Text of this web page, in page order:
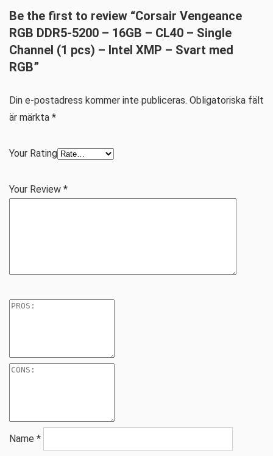
Be the first to review “Corsair Vengeance
RGB DDR5-5200 – 16GB – CL40 – Single
Channel (1 pcs) – Intel XMP – Svart med
RGB”
Din e-postadress kommer inte publiceras. Obligatoriska fält
är märkta *
Your Rating
Your Review *
Name *